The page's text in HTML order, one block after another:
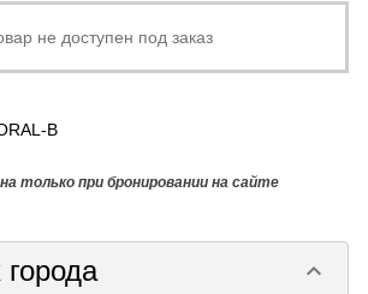
не доступен под заказ
B
только при бронировании на сайте
keyboard_arrow_down